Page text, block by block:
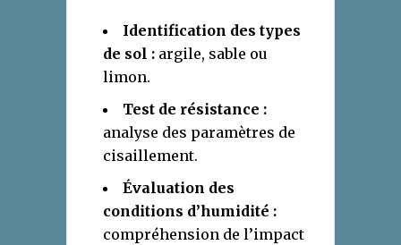
Identification des types
de sol : argile, sable ou
limon.
Test de résistance :
analyse des paramètres de
cisaillement.
Évaluation des
conditions d’humidité :
compréhension de l’impact